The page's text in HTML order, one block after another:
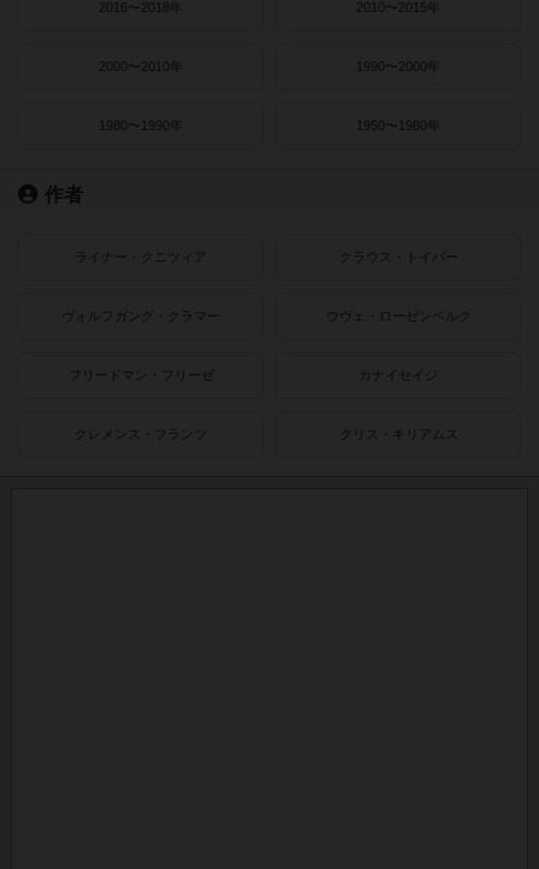
2016〜2018年 2010〜2015年
2000〜2010年 1990〜2000年
1980〜1990年 1950〜1980年
作者
ライナー・クニツィア クラウス・トイバー
ヴォルフガング・クラマー ウヴェ・ローゼンベルク
フリードマン・フリーゼ カナイセイジ
クレメンス・フランツ クリス・キリアムス